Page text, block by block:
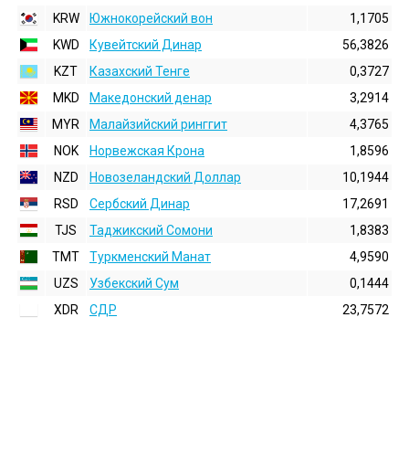
KRW
Южнокорейский вон
1,1705
KWD
Кувейтский Динар
56,3826
KZT
Казахский Тенге
0,3727
MKD
Македонский денар
3,2914
MYR
Малайзийский ринггит
4,3765
NOK
Норвежская Крона
1,8596
NZD
Новозеландский Доллар
10,1944
RSD
Сербский Динар
17,2691
TJS
Таджикский Сомони
1,8383
TMT
Туркменский Манат
4,9590
UZS
Узбекский Сум
0,1444
XDR
СДР 23,7572